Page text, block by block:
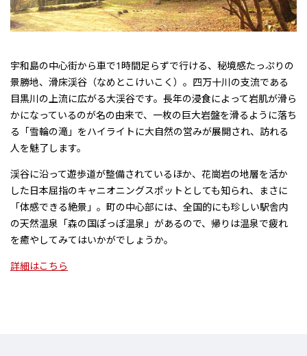
宇和島の中心街から車で1時間足らずで行ける、秘境感たっぷりの
景勝地、 滑床渓谷（なめとこけいこく） 。四万十川の支流である
目黒川の上流に広がる大渓谷です。長年の浸食によって岩肌が滑ら
かになっているのが名の由来で、 一枚の巨大岩盤を滑るように落ち
る 「雪輪の滝」 をハイライトに大自然の営みが展開され、訪れる
人を魅了します。
渓谷に沿って遊歩道が整備されているほか、花崗岩の地層を活か
した日本屈指のキャニオニングスポット としても知られ、まさに
「体感できる絶景」 。町の中心部には、全国的にも珍しい駅舎内
の天然温泉「森の国ぽっぽ温泉」 があるので、帰りは温泉で疲れ
を癒やしてみてはいかがでしょうか。
詳細はこちら